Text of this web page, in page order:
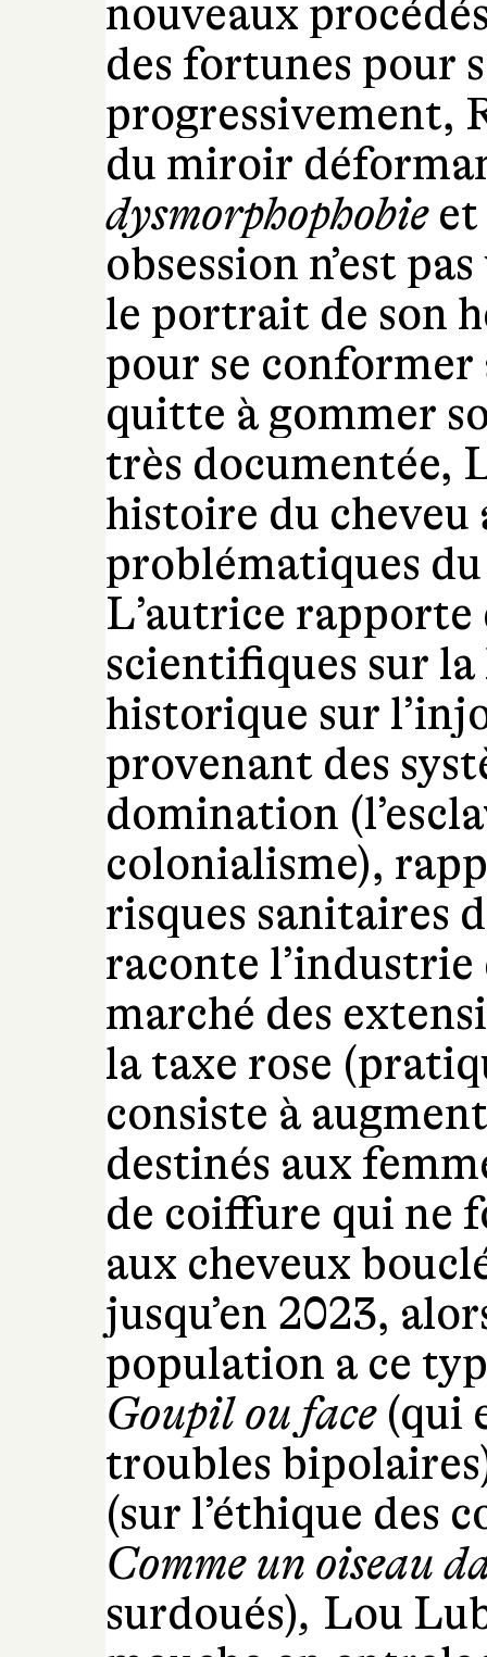
nouveaux
des fortunes pour
progressivement,
du miroir
dysmorphophobieet
obsession n’est
le portrait de son
pour se conformer
quitte à gommer
très documentée,
histoire du cheveu
problématiques
L’autrice rapporte
scientifiques sur
historique sur
provenant des
domination
colonialisme),
risques sanitaires
raconte
marché des
la taxe rose
consiste à
destinés aux
de coiffure qui ne
aux cheveux
jusqu’en 2023,
population a ce
Goupil ou face (qui
troubles
(sur l’éthique des
Comme un oiseau
surdoués), Lou